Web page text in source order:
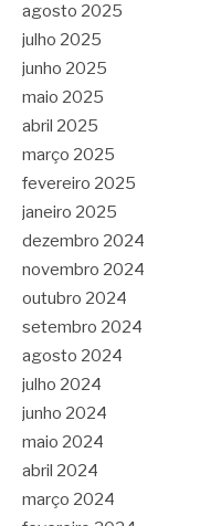
agosto 2025
julho 2025
junho 2025
maio 2025
abril 2025
março 2025
fevereiro 2025
janeiro 2025
dezembro 2024
novembro 2024
outubro 2024
setembro 2024
agosto 2024
julho 2024
junho 2024
maio 2024
abril 2024
março 2024